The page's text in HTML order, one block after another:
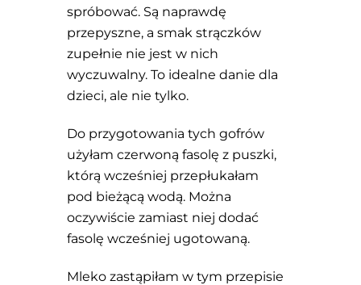
spróbować. Są naprawdę
przepyszne, a smak strączków
zupełnie nie jest w nich
wyczuwalny. To idealne danie dla
dzieci, ale nie tylko.
Do przygotowania tych gofrów
użyłam czerwoną fasolę z puszki,
którą wcześniej przepłukałam
pod bieżącą wodą. Można
oczywiście zamiast niej dodać
fasolę wcześniej ugotowaną.
Mleko zastąpiłam w tym przepisie